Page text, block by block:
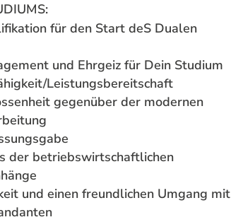
für den Start deS Dualen
und Ehrgeiz für Dein Studium
Leistungsbereitschaft
gegenüber der modernen
der betriebswirtschaftlichen
und einen freundlichen Umgang mit